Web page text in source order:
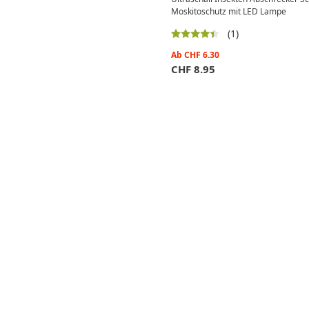
Moskitoschutz mit LED Lampe
(1)
Ab CHF 6.30
CHF 8.95